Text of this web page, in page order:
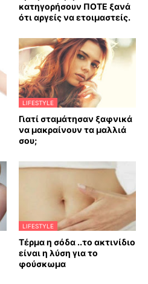
κατηγορήσουν ΠΟΤΕ ξανά
ότι αργείς να ετοιμαστείς.
LIFESTYLE
Γιατί σταμάτησαν ξαφνικά
να μακραίνουν τα μαλλιά
σου;
LIFESTYLE
Τέρμα η σόδα ..το ακτινίδιο
είναι η λύση για το
φούσκωμα